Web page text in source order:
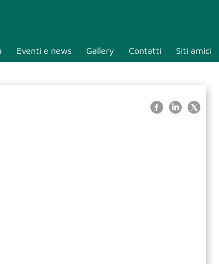
Eventi e news Gallery Contatti Siti amici